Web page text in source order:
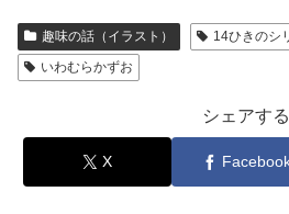
趣味の話（イラスト） 14ひきのシ
いわむらかずお
シェアする
X